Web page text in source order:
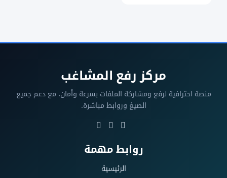
مركز رفع المشاغب
منصة احترافية لرفع ومشاركة الملفات بسرعة وأمان، مع دعم جميع
الصيغ وروابط مباشرة.
روابط مهمة
الرئيسية